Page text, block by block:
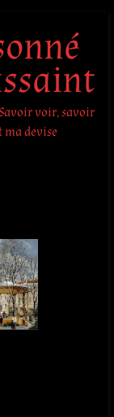
voir, savoir
ma devise